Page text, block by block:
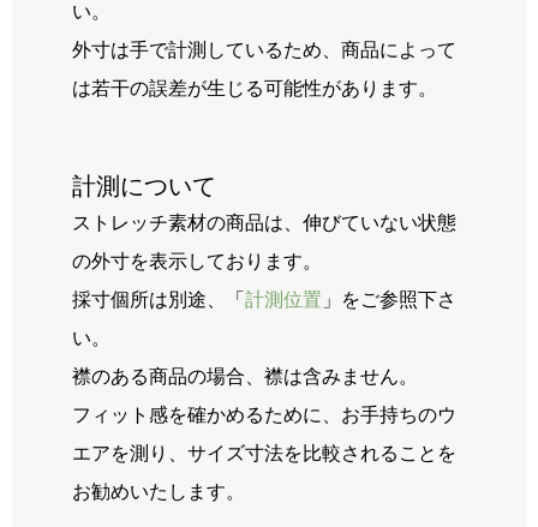
い。
外寸は手で計測しているため、商品によって
は若干の誤差が生じる可能性があります。
計測について
ストレッチ素材の商品は、伸びていない状態
の外寸を表示しております。
採寸個所は別途、「 計測位置 」をご参照下さ
い。
襟のある商品の場合、襟は含みません。
フィット感を確かめるために、お手持ちのウ
エアを測り、サイズ寸法を比較されることを
お勧めいたします。